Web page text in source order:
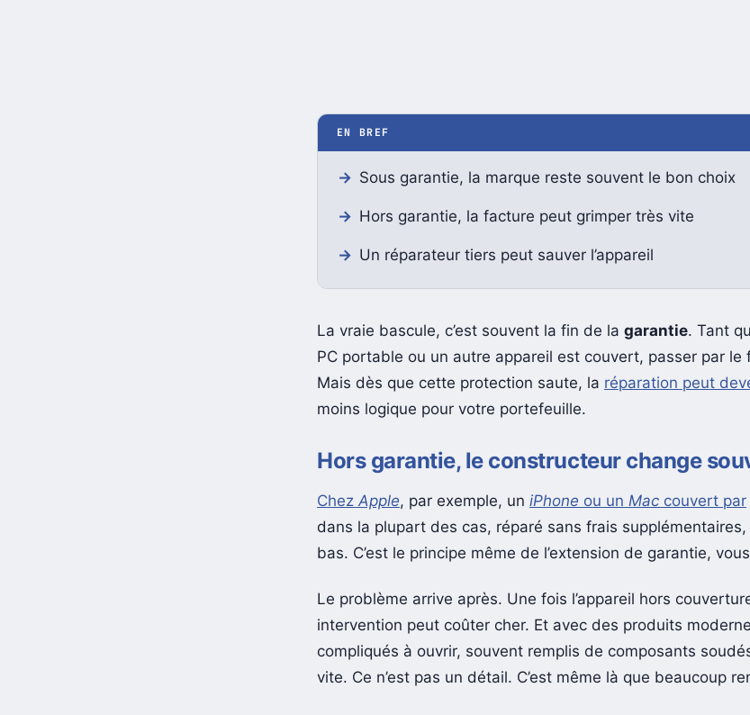
EN BREF
Sous garantie, la marque reste souvent le bon choix
Hors garantie, la facture peut grimper très vite
Un réparateur tiers peut sauver l’appareil
La vraie bascule, c’est souvent la fin de la garantie. Tant
PC portable ou un autre appareil est couvert, passer par le
Mais dès que cette protection saute, la réparation peut
moins logique pour votre portefeuille.
Hors garantie, le constructeur change
Chez Apple, par exemple, un iPhone ou un Mac couvert par
dans la plupart des cas, réparé sans frais
bas. C’est le principe même de l’extension de garantie,
Le problème arrive après. Une fois l’appareil hors
intervention peut coûter cher. Et avec des produits
compliqués à ouvrir, souvent remplis de composants
vite. Ce n’est pas un détail. C’est même là que beaucoup